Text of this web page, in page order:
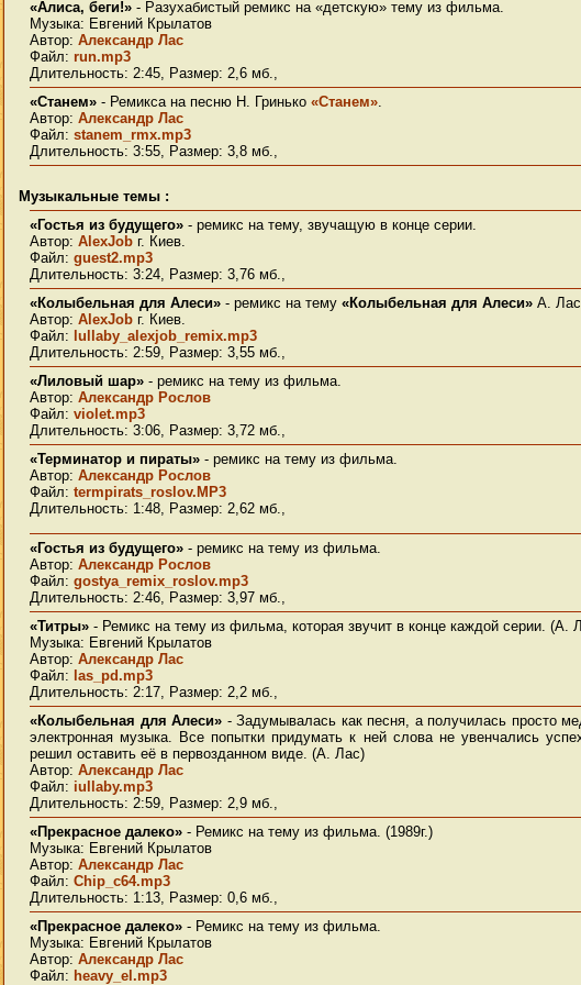
«Алиса, беги!» - Разухабистый ремикс на «детскую» тему из фильма.
Музыка: Евгений Крылатов
Автор: Александр Лас
Файл: run.mp3
Длительность: 2:45, Размер: 2,6 мб.,
«Станем» - Ремикса на песню Н. Гринько «Станем».
Автор: Александр Лас
Файл: stanem_rmx.mp3
Длительность: 3:55, Размер: 3,8 мб.,
Музыкальные темы :
«Гостья из будущего» - ремикс на тему, звучащую в конце серии.
Автор: AlexJob г. Киев.
Файл: guest2.mp3
Длительность: 3:24, Размер: 3,76 мб.,
«Колыбельная для Алеси» - ремикс на тему «Колыбельная для Алеси» А.
Автор: AlexJob г. Киев.
Файл: lullaby_alexjob_remix.mp3
Длительность: 2:59, Размер: 3,55 мб.,
«Лиловый шар» - ремикс на тему из фильма.
Автор: Александр Рослов
Файл: violet.mp3
Длительность: 3:06, Размер: 3,72 мб.,
«Терминатор и пираты» - ремикс на тему из фильма.
Автор: Александр Рослов
Файл: termpirats_roslov.MP3
Длительность: 1:48, Размер: 2,62 мб.,
«Гостья из будущего» - ремикс на тему из фильма.
Автор: Александр Рослов
Файл: gostya_remix_roslov.mp3
Длительность: 2:46, Размер: 3,97 мб.,
«Титры» - Ремикс на тему из фильма, которая звучит в конце каждой серии. (А.
Музыка: Евгений Крылатов
Автор: Александр Лас
Файл: las_pd.mp3
Длительность: 2:17, Размер: 2,2 мб.,
«Колыбельная для Алеси» - Задумывалась как песня, а получилась просто
электронная музыка. Все попытки придумать к ней слова не увенчались
решил оставить её в первозданном виде. (А. Лас)
Автор: Александр Лас
Файл: iullaby.mp3
Длительность: 2:59, Размер: 2,9 мб.,
«Прекрасное далеко» - Ремикс на тему из фильма. (1989г.)
Музыка: Евгений Крылатов
Автор: Александр Лас
Файл: Chip_c64.mp3
Длительность: 1:13, Размер: 0,6 мб.,
«Прекрасное далеко» - Ремикс на тему из фильма.
Музыка: Евгений Крылатов
Автор: Александр Лас
Файл: heavy_el.mp3